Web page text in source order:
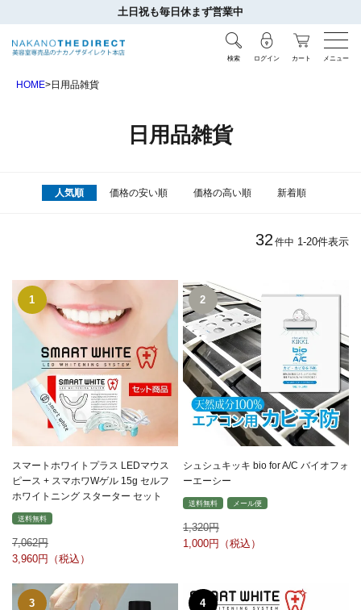
土日祝も毎日休まず営業中
検索 ログイン カート メニュー
HOME 日用品雑貨
日用品雑貨
人気順 価格の安い順 価格の高い順 新着順
32 件中 1-20件表示
スマートホワイトプラス LEDマウス
ピース + スマホワWゲル 15g セルフ
ホワイトニング スターター セット
送料無料
7,062
3,960
シュシュキッキ bio for A/C バイオフォ
ーエーシー
送料無料 メール便
1,320
1,000